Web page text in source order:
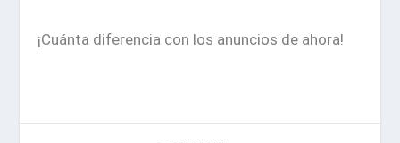
¡Cuánta diferencia con los anuncios de ahora!